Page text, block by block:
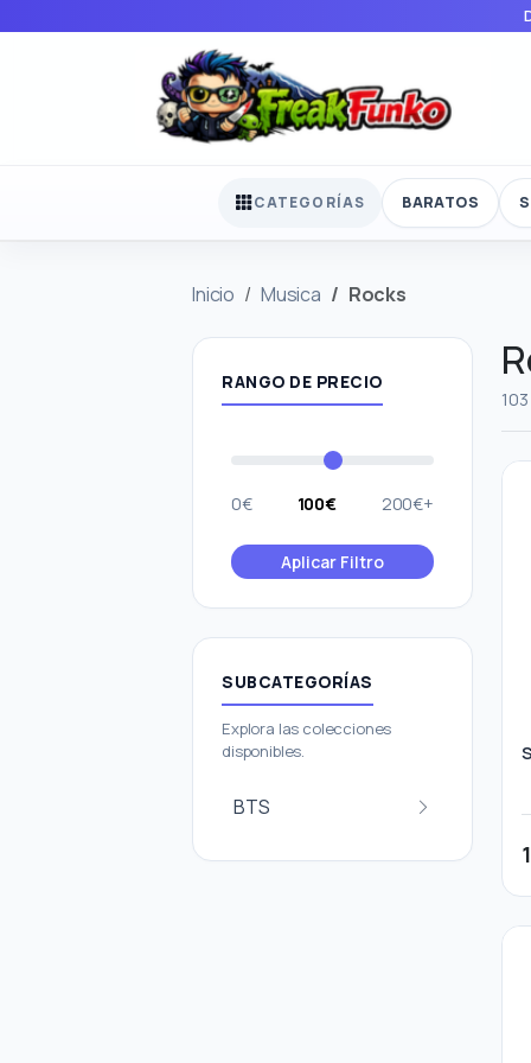
CATEGORÍAS BARATOS
Inicio Musica Rocks
RANGO DE PRECIO
0€ 100€ 200€+
Aplicar Filtro
SUBCATEGORÍAS
Explora las colecciones
disponibles.
BTS